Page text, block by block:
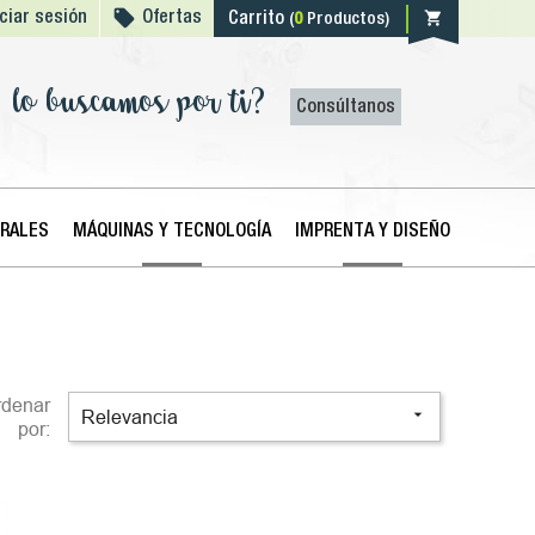
sesión  Ofertas Carrito (0Productos) shopping_cart
lo buscamos por ti? Consúltanos
MÁQUINAS Y TECNOLOGÍA IMPRENTA Y DISEÑO
por:
Relevancia 